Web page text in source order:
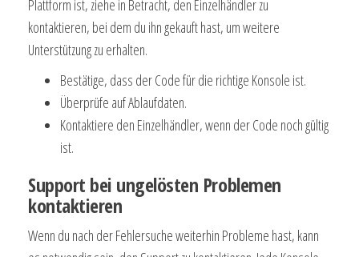
Plattform ist, ziehe in Betracht, den Einzelhändler zu
kontaktieren, bei dem du ihn gekauft hast, um weitere
Unterstützung zu erhalten.
Bestätige, dass der Code für die richtige Konsole ist.
Überprüfe auf Ablaufdaten.
Kontaktiere den Einzelhändler, wenn der Code noch gültig
ist.
Support bei ungelösten Problemen
kontaktieren
Wenn du nach der Fehlersuche weiterhin Probleme hast, kann